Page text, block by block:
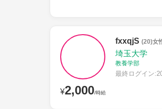
¥2,000/時給
fxxqjS (20)女
埼玉大学
教養学部
最終ログイン